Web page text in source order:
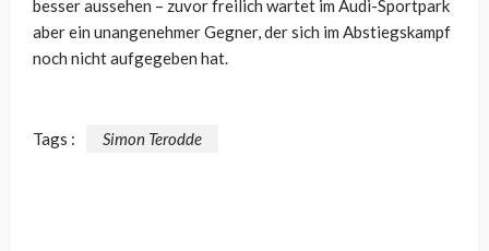
besser aussehen – zuvor freilich wartet im Audi-Sportpark
aber ein unangenehmer Gegner, der sich im Abstiegskampf
noch nicht aufgegeben hat.
Tags : Simon Terodde